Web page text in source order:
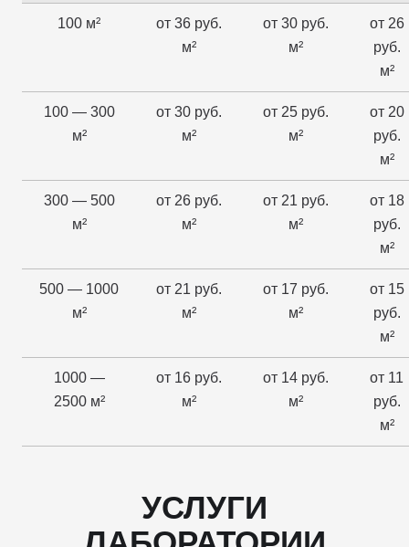
100 м²
от 36 руб.
м²
от 30 руб.
м²
от 26
руб.
м²
100 — 300
м²
от 30 руб.
м²
от 25 руб.
м²
от 20
руб.
м²
300 — 500
м²
от 26 руб.
м²
от 21 руб.
м²
от 18
руб.
м²
500 — 1000
м²
от 21 руб.
м²
от 17 руб.
м²
от 15
руб.
м²
1000 —
2500 м²
от 16 руб.
м²
от 14 руб.
м²
от 11
руб.
м²
УСЛУГИ